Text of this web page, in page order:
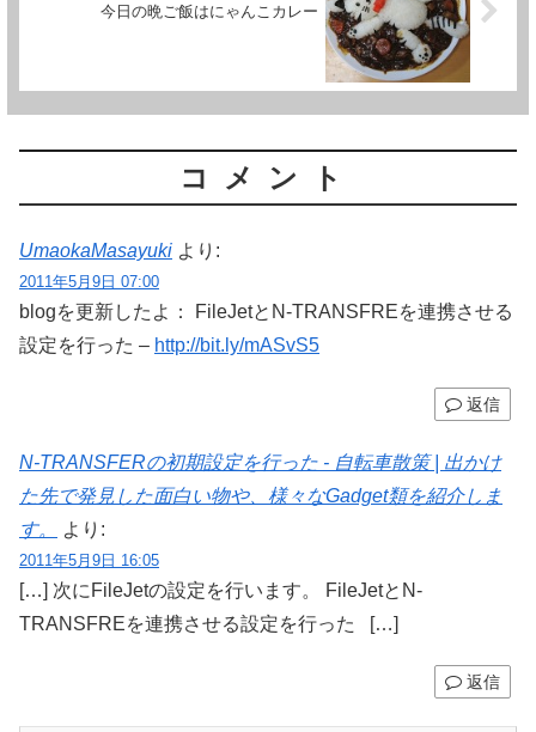
今日の晩ご飯はにゃんこカレー
コメント
UmaokaMasayuki より:
2011年5月9日 07:00
blogを更新したよ： FileJetとN-TRANSFREを連携させる
設定を行った – http://bit.ly/mASvS5
返信
N-TRANSFERの初期設定を行った - 自転車散策 | 出かけ
た先で発見した面白い物や、様々なGadget類を紹介しま
す。
より:
2011年5月9日 16:05
[…] 次にFileJetの設定を行います。 FileJetとN-
TRANSFREを連携させる設定を行った […]
返信